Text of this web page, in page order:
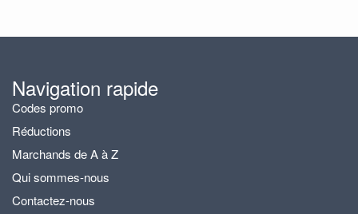
Navigation rapide
Codes promo
Réductions
Marchands de A à Z
Qui sommes-nous
Contactez-nous